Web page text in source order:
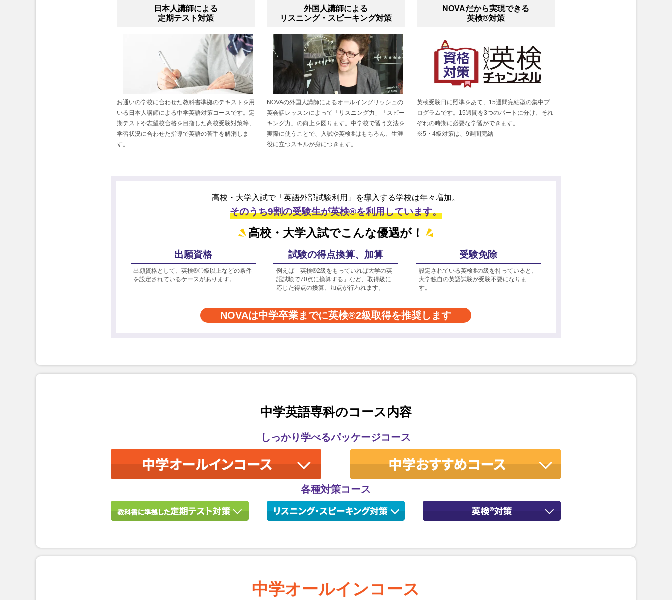
日本人講師による
定期テスト対策
お通いの学校に合わせた教科書準拠のテキストを用
いる日本人講師による中学英語対策コースです。定
期テストや志望校合格を目指した高校受験対策等、
学習状況に合わせた指導で英語の苦手を解消しま
す。
外国人講師による
リスニング・スピーキング対策
NOVAの外国人講師によるオールイングリッシュの
英会話レッスンによって「リスニング力」「スピー
キング力」の向上を図ります。中学校で習う文法を
実際に使うことで、入試や英検®はもちろん、生涯
役に立つスキルが身につきます。
NOVAだから実現できる
英検®対策
英検受験日に照準をあて、15週間完結型の集中プ
ログラムです。15週間を3つのパートに分け、それ
ぞれの時期に必要な学習ができます。
※5・4級対策は、9週間完結
高校・大学入試で「英語外部試験利用」を導入する学校は年々増加。
そのうち9割の受験生が英検®を利用しています。
高校・大学入試でこんな優遇が！
出願資格
出願資格として、英検®〇級以上などの条件
を設定されているケースがあります。
試験の得点換算、加算
例えば「英検®2級をもっていれば大学の英
語試験で70点に換算する」など、取得級に
応じた得点の換算、加点が行われます。
受験免除
設定されている英検®の級を持っていると、
大学独自の英語試験が受験不要になりま
す。
NOVAは中学卒業までに英検®2級取得を推奨します
中学英語専科のコース内容
しっかり学べるパッケージコース
各種対策コース
中学オールインコース